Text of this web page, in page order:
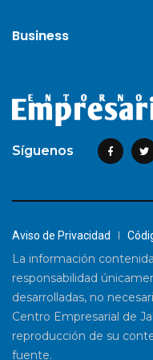
Business
Síguenos
Aviso de Privacidad
La información
responsabilidad
desarrolladas, no
Centro Empresarial de
reproducción de su
fuente.